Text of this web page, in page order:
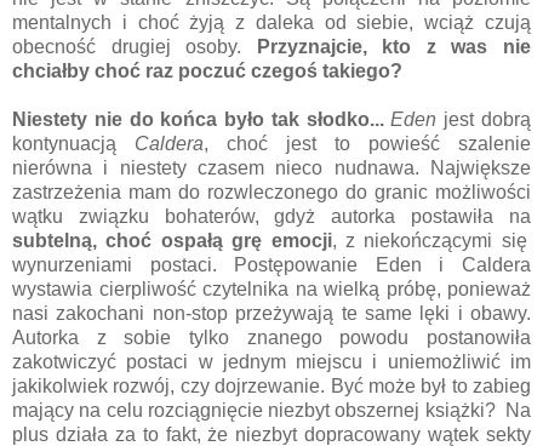
mentalnych i choć żyją z daleka od siebie, wciąż czują
obecność drugiej osoby.
Przyznajcie, kto z was nie
chciałby choć raz poczuć czegoś takiego?
Niestety nie do końca było tak słodko... Eden jest dobrą
kontynuacją Caldera, choć jest to powieść szalenie
nierówna i niestety czasem nieco nudnawa. Największe
zastrzeżenia mam do rozwleczonego do granic możliwości
wątku związku bohaterów, gdyż autorka postawiła na
subtelną, choć ospałą grę emocji, z niekończącymi się
wynurzeniami postaci. Postępowanie Eden i Caldera
wystawia cierpliwość czytelnika na wielką próbę, ponieważ
nasi zakochani non-stop przeżywają te same lęki i obawy.
Autorka z sobie tylko znanego powodu postanowiła
zakotwiczyć postaci w jednym miejscu i uniemożliwić im
jakikolwiek rozwój, czy dojrzewanie. Być może był to zabieg
mający na celu rozciągnięcie niezbyt obszernej książki? Na
plus działa za to fakt, że niezbyt dopracowany wątek sekty